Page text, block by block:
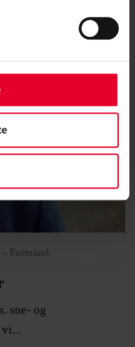
- Formand
sne- og